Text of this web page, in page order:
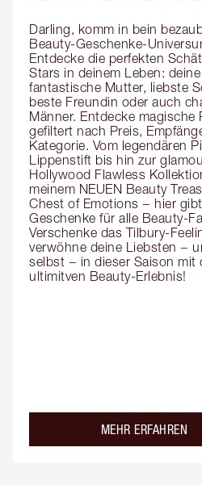
Darling, komm in bein
Beauty-Geschenke-
Entdecke die perfekten
Stars in deinem Leben: deine
fantastische Mutter, liebste
beste Freundin oder auch
Männer. Entdecke magische
gefiltert nach Preis,
Kategorie. Vom legendären
Lippenstift bis hin zur
Hollywood Flawless
meinem NEUEN Beauty
Chest of Emotions − hier
Geschenke für alle Beauty-
Verschenke das Tilbury-
verwöhne deine Liebsten −
selbst − in dieser Saison mit
ultimitven Beauty-Erlebnis!
MEHR ERFAHREN